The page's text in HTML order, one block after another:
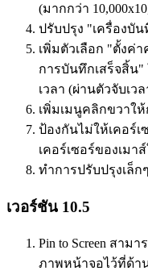
(มากกว่า
ปรับปรุง "เครื่องบั
เพิ่มตัวเลือก "ตั้งค่
การบันทึกเสร็จสิ้น
เวลา (ผ่านตัวจับเวล
เพิ่มเมนูคลิกขวาใ
ป้องกันไม่ให้เคอร์
เคอร์เซอร์ของเมา
ทำการปรับปรุงเล็
เวอร์ชัน 10.5
Pin to Screen สา
ภาพหน้าจอไว้ที่ด้า